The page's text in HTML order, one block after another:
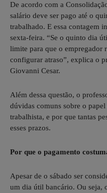
De acordo com a
salário deve ser pago até o
trabalhado. E essa contagem
sexta-feira. “Se o quinto dia
limite para que o empregador
configurar atraso”, explica o
Giovanni Cesar.
Além dessa questão, o
dúvidas comuns sobre o
trabalhista, e por que tantas
esses prazos.
Por que o pagamento
Apesar de o sábado ser
um dia útil bancário. Ou seja,